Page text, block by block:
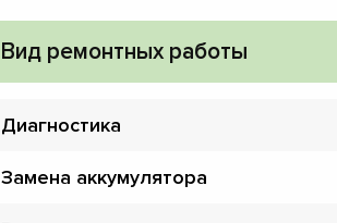
Вид ремонтных работы
Диагностика
Замена аккумулятора